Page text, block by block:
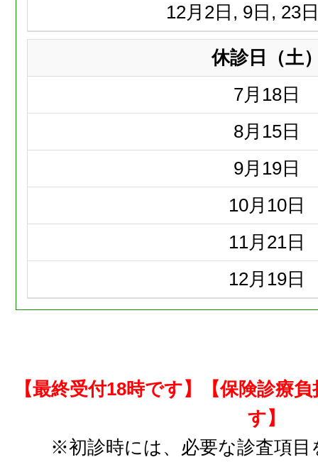
12月 2日, 9日, 23
休診日（土
7月 18日
8月 15日
9月 19日
10月 10日
11月 21日
12月 19日
【最終受付18時です】【保険診療
す】
※初診時には、必要な診査項